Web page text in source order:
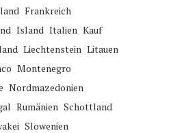
Frankreich
Island Italien Kauf
Liechtenstein Litauen
Montenegro
Nordmazedonien
Rumänien Schottland
Slowenien